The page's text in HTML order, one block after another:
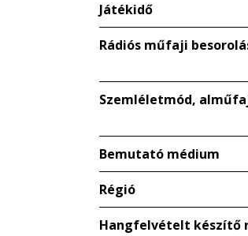
Játékidő
Rádiós műfaji
Szemléletmód,
Bemutató médium
Régió
Hangfelvételt készítő